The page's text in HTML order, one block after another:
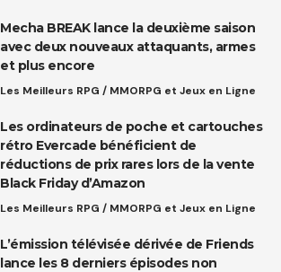
Mecha BREAK lance la deuxième saison
avec deux nouveaux attaquants, armes
et plus encore
Les Meilleurs RPG / MMORPG et Jeux en Ligne
Les ordinateurs de poche et cartouches
rétro Evercade bénéficient de
réductions de prix rares lors de la vente
Black Friday d’Amazon
Les Meilleurs RPG / MMORPG et Jeux en Ligne
L’émission télévisée dérivée de Friends
lance les 8 derniers épisodes non